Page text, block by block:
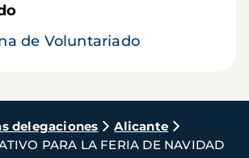
de Voluntariado
delegaciones
Alicante
PARA LA FERIA DE NAVIDAD